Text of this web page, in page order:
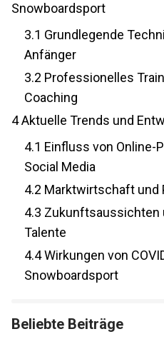
Techniken und Training im
Snowboardsport
3.1Grundlegende
Anfänger
3.2Professionelles
Coaching
Aktuelle Trends und
4.1Einfluss von Online-
Social Media
4.2 Marktwirtschaft und
4.3Zukunftsaussichten
Talente
4.4Wirkungen von COVID-